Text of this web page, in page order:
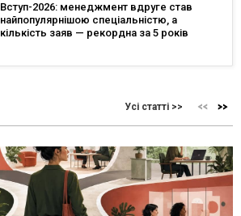
Вступ-2026: менеджмент вдруге став
найпопулярнішою спеціальністю, а
кількість заяв — рекордна за 5 років
Усі статті >>